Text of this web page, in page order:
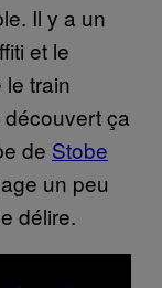
Il y a un
et le
le train
découvert ça
de Stobe
un peu
délire.